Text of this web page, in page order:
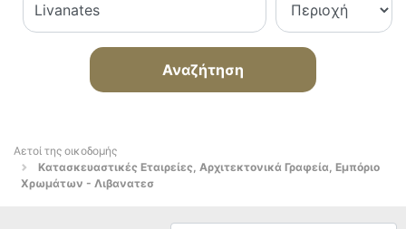
Αναζήτηση
Αετοί της οικοδομής
Κατασκευαστικές Εταιρείες, Αρχιτεκτονικά Γραφεία, Εμπόριο
Χρωμάτων - Λιβανατεσ